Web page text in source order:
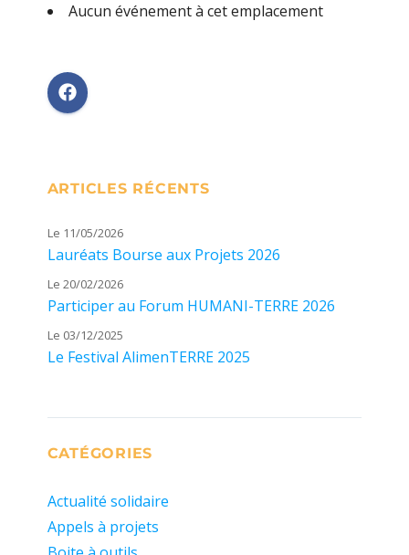
Aucun événement à cet emplacement
ARTICLES RÉCENTS
Le 11/05/2026
Lauréats Bourse aux Projets 2026
Le 20/02/2026
Participer au Forum HUMANI-TERRE 2026
Le 03/12/2025
Le Festival AlimenTERRE 2025
CATÉGORIES
Actualité solidaire
Appels à projets